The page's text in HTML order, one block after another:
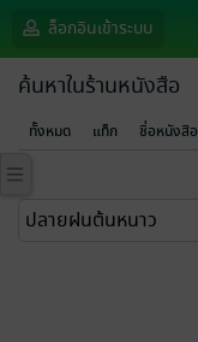
ล็อกอินเข้าระบบ
ค้นหาในร้านหนังสือ
ทั้งหมด แท็ก ชื่อหนังสือ